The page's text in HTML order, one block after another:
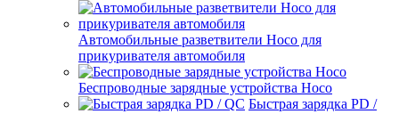
Автомобильные разветвители Hoco для
прикуривателя автомобиля
Беспроводные зарядные устройства Hoco
Быстрая зарядка PD /